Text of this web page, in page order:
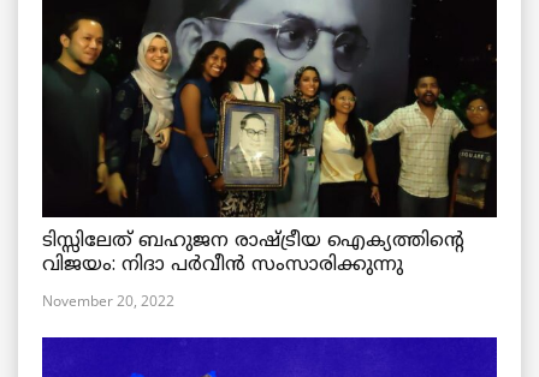
ടിസ്സിലേത് ബഹുജന രാഷ്ട്രീയ ഐക്യത്തിന്റെ
വിജയം: നിദാ പർവീൻ സംസാരിക്കുന്നു
November 20, 2022